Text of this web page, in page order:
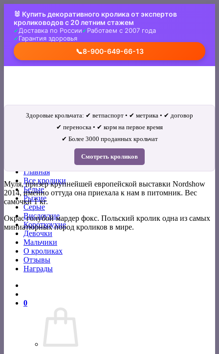
content
🐰 Купить декоративного кролика от экспертов
кролиководов с 20 летним стажем
Доставка по России
Работаем с 2007 года
Гарантия здоровья
📞8-900-649-66-13
Главная
Все кролики
Белые
Рыжие
Серые
Вислоухие
Короткоухие
Девочки
Мальчики
О кроликах
Отзывы
Награды
0
Здоровые крольчата: ✔ ветпаспорт • ✔ метрика • ✔ договор
✔ переноска • ✔ корм на первое время
✔ Более 3000 проданных крольчат
Смотреть кроликов
Муля, призер крупнейшей европейской выставки Nordshow
2014, именно оттуда она приехала к нам в питомник. Вес
самочки 1 кг.
Окрас голубой мардер фокс. Польский кролик одна из самых
миниатюрных пород кроликов в мире.